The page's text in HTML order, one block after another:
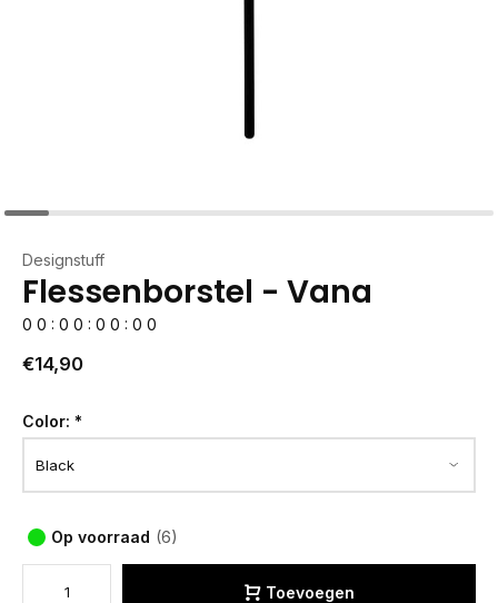
Designstuff
Flessenborstel - Vana
0 0 : 0 0 : 0 0 : 0 0
€14,90
Color: *
Op voorraad (6)
Toevoegen